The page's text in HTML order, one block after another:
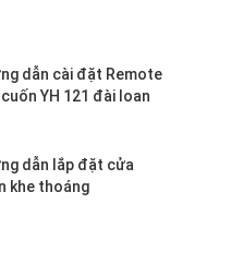
dẫn cài đặt Remote
YH 121 đài loan
dẫn lắp đặt cửa
khe thoáng